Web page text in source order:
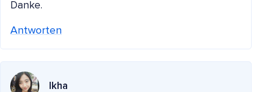
Danke.
Antworten
Ikha